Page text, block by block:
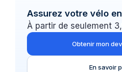
Assurez votre vélo
À partir de seulement
Obtenir mon
En savoir